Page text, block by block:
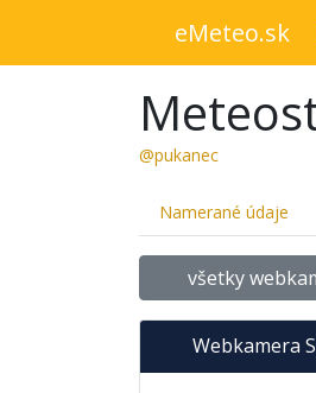
eMeteo.sk
@pukanec
Namerané údaje
všetky
Webkamera